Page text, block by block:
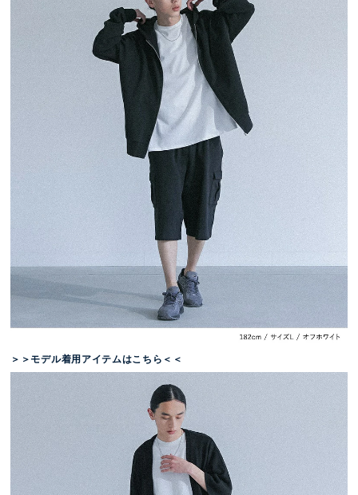
＞＞モデル着用アイテムはこちら＜＜